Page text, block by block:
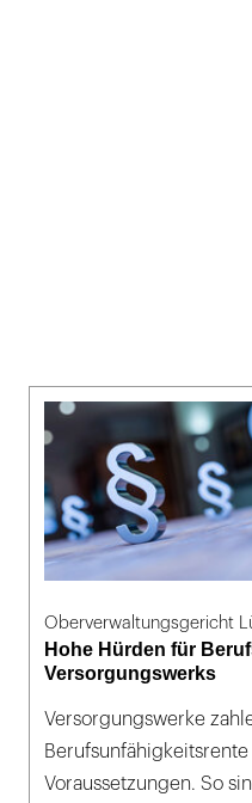
Oberverwaltungsgericht
Hohe Hürden für
Versorgungswerks
Versorgungswerke
Voraussetzungen. So